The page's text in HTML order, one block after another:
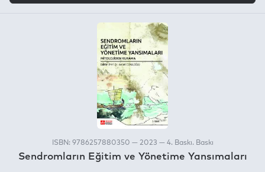
ISBN: 9786257880350 — 2023 — 4. Baskı. Baskı
Sendromların Eğitim ve Yönetime Yansımaları